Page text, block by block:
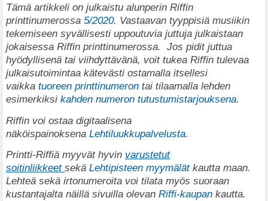
Tämä artikkeli on julkaistu alunperin Riffin
printtinumerossa 5/2020. Vastaavan tyyppisiä musiikin
tekemiseen syvällisesti uppoutuvia juttuja julkaistaan
jokaisessa Riffin printtinumerossa. Jos pidit juttua
hyödyllisenä tai viihdyttävänä, voit tukea Riffin tulevaa
julkaisutoimintaa kätevästi ostamalla itsellesi
vaikka tuoreen printtinumeron tai tilaamalla lehden
esimerkiksi kahden numeron tutustumistarjouksena.
Riffin voi ostaa digitaalisena
näköispainoksena Lehtiluukkupalvelusta.
Printti-Riffiä myyvät hyvin varustetut
soitinliikkeet sekä Lehtipisteen myymälätkautta maan.
Lehteä sekä irtonumeroita voi tilata myös suoraan
kustantajalta näillä sivuilla olevan Riffi-kaupan kautta.